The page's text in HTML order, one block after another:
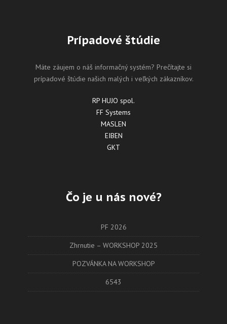
Prípadové štúdie
Máte záujem o náš informačný systém? Prečítajte si
prípadové štúdie našich malých i veľkých zákazníkov.
RP HUJO spol.
FF Systems
MASLEN
EIBEN
GKT
Čo je u nás nové?
PF 2026
Zhrnutie – WORKSHOP 2025
POZVÁNKA NA WORKSHOP
6543